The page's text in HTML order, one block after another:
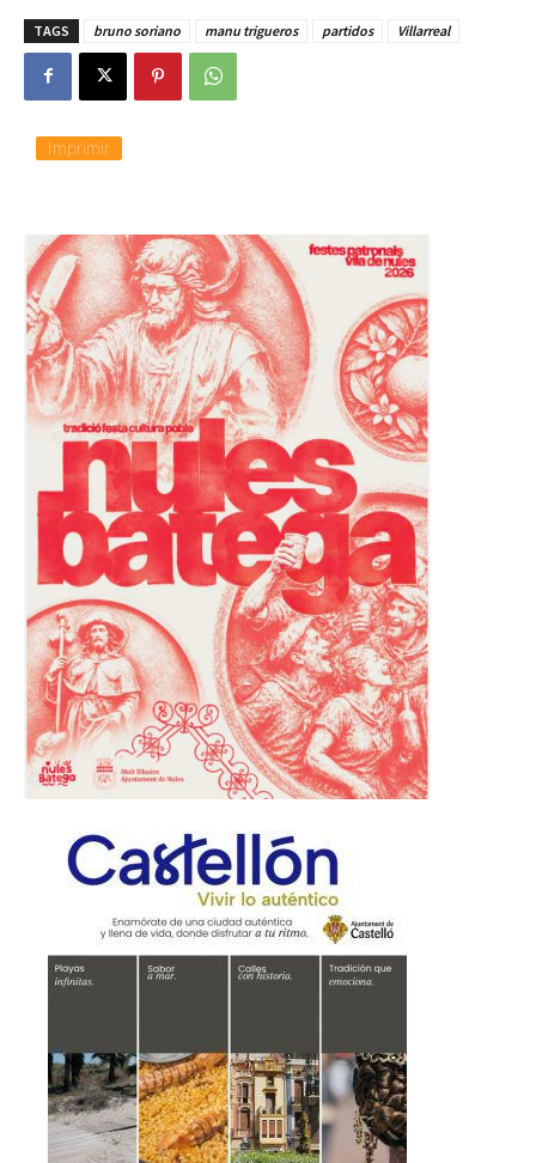
TAGS bruno soriano manu trigueros partidos Villarreal
Imprimir